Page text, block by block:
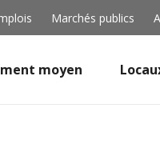
Marchés publics
moyen